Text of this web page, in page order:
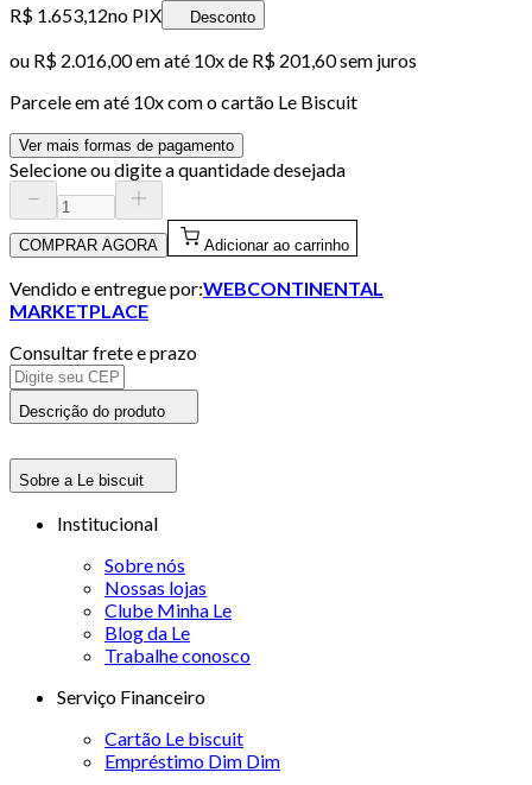
R$ 1.653,12no PIX Desconto
ou R$ 2.016,00em até 10x de R$ 201,60 sem juros
Parcele em até 10x com o cartão Le Biscuit
Ver mais formas de pagamento
Selecione ou digite a quantidade desejada
COMPRAR AGORA Adicionar ao carrinho
Vendido e entregue por:WEBCONTINENTAL
MARKETPLACE
Consultar frete e prazo
Descrição do produto
Sobre a Le biscuit
Institucional
Sobre nós
Nossas lojas
Clube Minha Le
Blog da Le
Trabalhe conosco
Serviço Financeiro
Cartão Le biscuit
Empréstimo Dim Dim